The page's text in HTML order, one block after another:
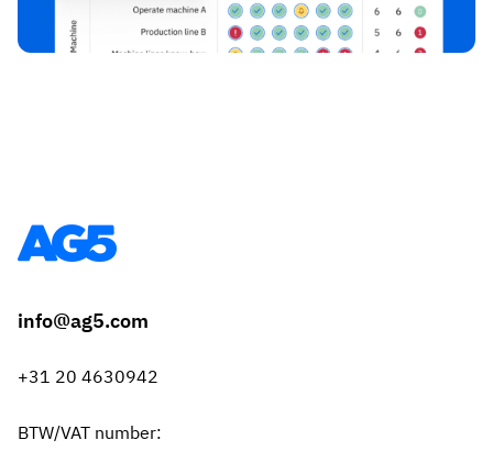
info@ag5.com
+31 20 4630942
BTW/VAT number: